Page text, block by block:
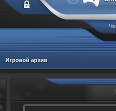
Игровой архив